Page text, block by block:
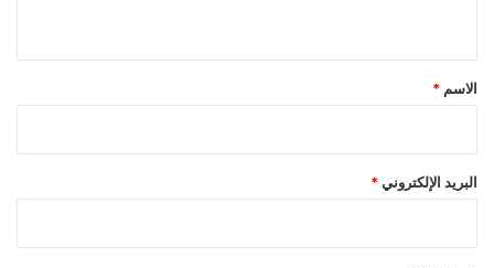
*
الاسم *
البريد الإلكتروني *